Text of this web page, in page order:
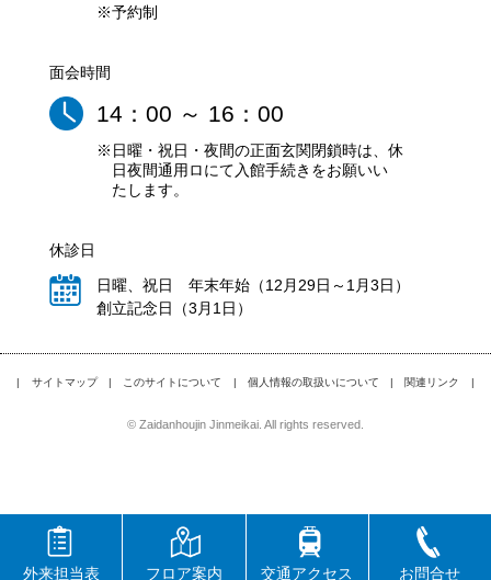
※予約制
面会時間
14：00 ～ 16：00
※日曜・祝日・夜間の正面玄関閉鎖時は、休
日夜間通用ロにて入館手続きをお願いい
たします。
休診日
日曜、祝日 年末年始（12月29日～1月3日）
創立記念日（3月1日）
| サイトマップ | このサイトについて | 個人情報の取扱いについて | 関連リンク |
© Zaidanhoujin Jinmeikai. All rights reserved.
外来担当表 フロア案内 交通アクセス お問合せ